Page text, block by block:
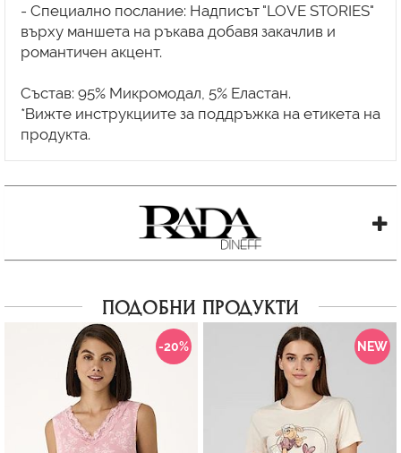
- Специално послание: Надписът "LOVE STORIES"
върху маншета на ръкава добавя закачлив и
романтичен акцент.
Състав: 95% Микромодал, 5% Еластан.
*Вижте инструкциите за поддръжка на етикета на
ПОДОБНИ ПРОДУКТИ
-20% NEW